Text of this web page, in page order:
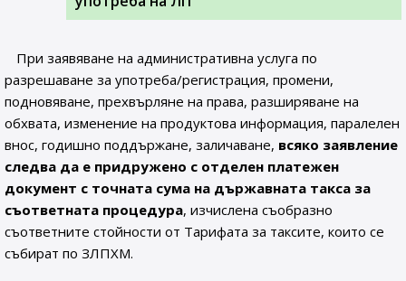
При заявяване на административна услуга по
разрешаване за употреба/регистрация, промени,
подновяване, прехвърляне на права, разширяване на
обхвата, изменение на продуктова информация, паралелен
внос, годишно поддържане, заличаване, всяко заявление
следва да е придружено с отделен платежен
документ с точната сума на държавната такса за
съответната процедура, изчислена съобразно
съответните стойности от Тарифата за таксите, които се
събират по ЗЛПХМ.